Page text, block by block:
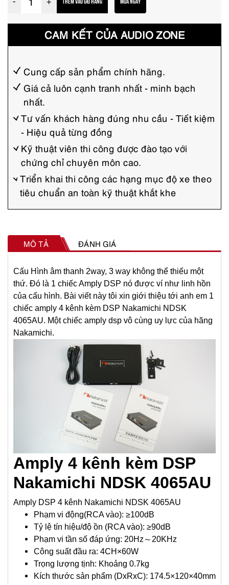
p
4
k
ê
n
h
N
a
k
a
m
c
h
i
N
D
S
K
ố
l
ư
ợ
n
g
CAM KẾT CỦA AUDIO ZONE
Cung cấp sản phẩm chính hãng.
Giá cả luôn cạnh tranh nhất - minh bạch
nhất.
Tư vấn khách hàng đúng nhu cầu - Tiết kiệm
- Hiệu quả từng đồng
Kỹ thuật viên thi công được đào tạo với
chứng chỉ chuyên môn cao.
Triển khai thi công các hạng mục độ xe theo
tiêu chuẩn an toàn kỹ thuật khắt khe
MÔ TẢ ĐÁNH GIÁ
Cấu Hình âm thanh 2way, 3 way không thể thiếu một
thứ. Đó là 1 chiếc Amply DSP nó được ví như linh hồn
của cấu hình. Bài viết này tôi xin giới thiệu tới anh em 1
chiếc amply 4 kênh kèm DSP Nakamichi NDSK
4065AU. Một chiếc amply dsp vô cùng uy lực của hãng
Nakamichi.
Amply 4 kênh kèm DSP
Nakamichi NDSK 4065AU
Amply DSP 4 kênh Nakamichi NDSK 4065AU
Phạm vi động(RCA vào): ≥100dB
Tỷ lệ tín hiệu/độ ồn (RCA vào): ≥90dB
Phạm vi tần số đáp ứng: 20Hz～20KHz
Công suất đầu ra: 4CH×60W
Trọng lượng tịnh: Khoảng 0.7kg
Kích thước sản phẩm (DxRxC): 174.5×120×40mm